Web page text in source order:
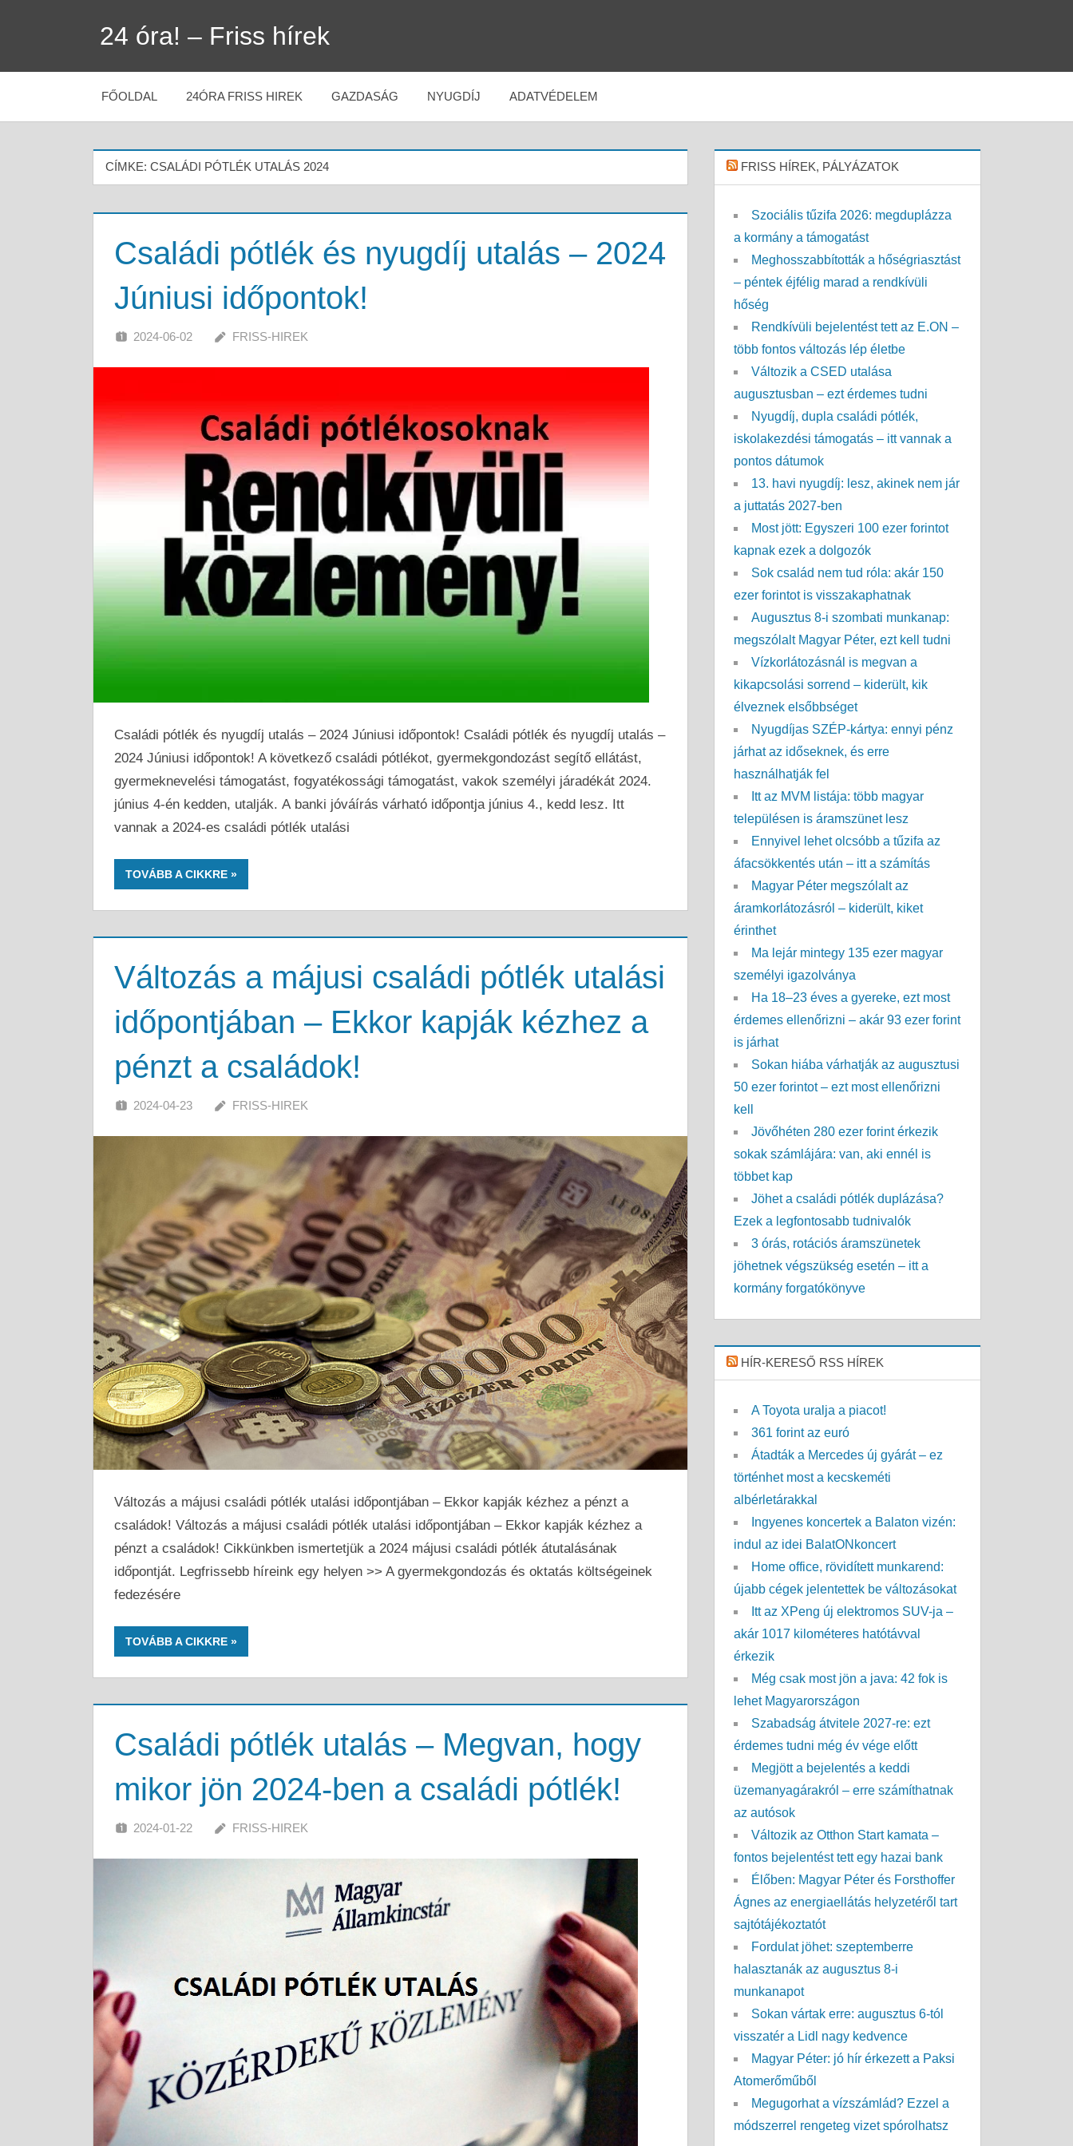
24 óra! – Friss hírek
FŐOLDAL 24ÓRA FRISS HIREK GAZDASÁG NYUGDÍJ ADATVÉDELEM
CÍMKE: CSALÁDI PÓTLÉK UTALÁS 2024
Családi pótlék és nyugdíj utalás – 2024
Júniusi időpontok!
2024-06-02 FRISS-HIREK
Családi pótlék és nyugdíj utalás – 2024 Júniusi időpontok! Családi pótlék és nyugdíj utalás –
2024 Júniusi időpontok! A következő családi pótlékot, gyermekgondozást segítő ellátást,
gyermeknevelési támogatást, fogyatékossági támogatást, vakok személyi járadékát 2024.
június 4-én kedden, utalják. A banki jóváírás várható időpontja június 4., kedd lesz. Itt
vannak a 2024-es családi pótlék utalási
TOVÁBB A CIKKRE
Változás a májusi családi pótlék utalási
időpontjában – Ekkor kapják kézhez a
pénzt a családok!
2024-04-23 FRISS-HIREK
Változás a májusi családi pótlék utalási időpontjában – Ekkor kapják kézhez a pénzt a
családok! Változás a májusi családi pótlék utalási időpontjában – Ekkor kapják kézhez a
pénzt a családok! Cikkünkben ismertetjük a 2024 májusi családi pótlék átutalásának
időpontját. Legfrissebb híreink egy helyen >> A gyermekgondozás és oktatás költségeinek
fedezésére
TOVÁBB A CIKKRE
Családi pótlék utalás – Megvan, hogy
mikor jön 2024-ben a családi pótlék!
2024-01-22 FRISS-HIREK
FRISS HÍREK, PÁLYÁZATOK
Szociális tűzifa 2026: megduplázza
a kormány a támogatást
Meghosszabbították a hőségriasztást
– péntek éjfélig marad a rendkívüli
hőség
Rendkívüli bejelentést tett az E.ON –
több fontos változás lép életbe
Változik a CSED utalása
augusztusban – ezt érdemes tudni
Nyugdíj, dupla családi pótlék,
iskolakezdési támogatás – itt vannak a
pontos dátumok
13. havi nyugdíj: lesz, akinek nem jár
a juttatás 2027-ben
Most jött: Egyszeri 100 ezer forintot
kapnak ezek a dolgozók
Sok család nem tud róla: akár 150
ezer forintot is visszakaphatnak
Augusztus 8-i szombati munkanap:
megszólalt Magyar Péter, ezt kell tudni
Vízkorlátozásnál is megvan a
kikapcsolási sorrend – kiderült, kik
élveznek elsőbbséget
Nyugdíjas SZÉP-kártya: ennyi pénz
járhat az időseknek, és erre
használhatják fel
Itt az MVM listája: több magyar
településen is áramszünet lesz
Ennyivel lehet olcsóbb a tűzifa az
áfacsökkentés után – itt a számítás
Magyar Péter megszólalt az
áramkorlátozásról – kiderült, kiket
érinthet
Ma lejár mintegy 135 ezer magyar
személyi igazolványa
Ha 18–23 éves a gyereke, ezt most
érdemes ellenőrizni – akár 93 ezer forint
is járhat
Sokan hiába várhatják az augusztusi
50 ezer forintot – ezt most ellenőrizni
kell
Jövőhéten 280 ezer forint érkezik
sokak számlájára: van, aki ennél is
többet kap
Jöhet a családi pótlék duplázása?
Ezek a legfontosabb tudnivalók
3 órás, rotációs áramszünetek
jöhetnek végszükség esetén – itt a
kormány forgatókönyve
HÍR-KERESŐ RSS HÍREK
A Toyota uralja a piacot!
361 forint az euró
Átadták a Mercedes új gyárát – ez
történhet most a kecskeméti
albérletárakkal
Ingyenes koncertek a Balaton vizén:
indul az idei BalatONkoncert
Home office, rövidített munkarend:
újabb cégek jelentettek be változásokat
Itt az XPeng új elektromos SUV-ja –
akár 1017 kilométeres hatótávval
érkezik
Még csak most jön a java: 42 fok is
lehet Magyarországon
Szabadság átvitele 2027-re: ezt
érdemes tudni még év vége előtt
Megjött a bejelentés a keddi
üzemanyagárakról – erre számíthatnak
az autósok
Változik az Otthon Start kamata –
fontos bejelentést tett egy hazai bank
Élőben: Magyar Péter és Forsthoffer
Ágnes az energiaellátás helyzetéről tart
sajtótájékoztatót
Fordulat jöhet: szeptemberre
halasztanák az augusztus 8-i
munkanapot
Sokan vártak erre: augusztus 6-tól
visszatér a Lidl nagy kedvence
Magyar Péter: jó hír érkezett a Paksi
Atomerőműből
Megugorhat a vízszámlád? Ezzel a
módszerrel rengeteg vizet spórolhatsz